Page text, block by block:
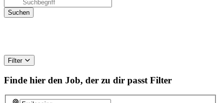
Filter
Finde hier den Job, der zu dir passt Filter